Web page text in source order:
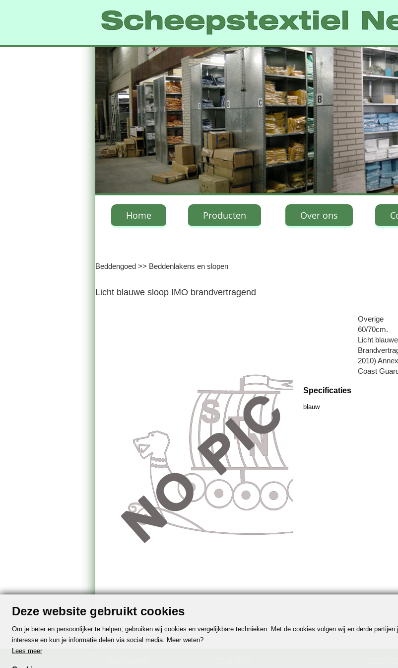
Home Producten Over ons
Beddengoed >> Beddenlakens en slopen
Licht blauwe sloop IMO brandvertragend
Overige
60/70cm.
Licht
2010)
Coast
Specificaties
blauw
Deze website gebruikt cookies
Om je beter en persoonlijker te helpen, gebruiken wij cookies en vergelijkbare technieken. Met de cookies volgen wij en derde
interesse en kun je informatie delen via social media. Meer weten?
Lees meer